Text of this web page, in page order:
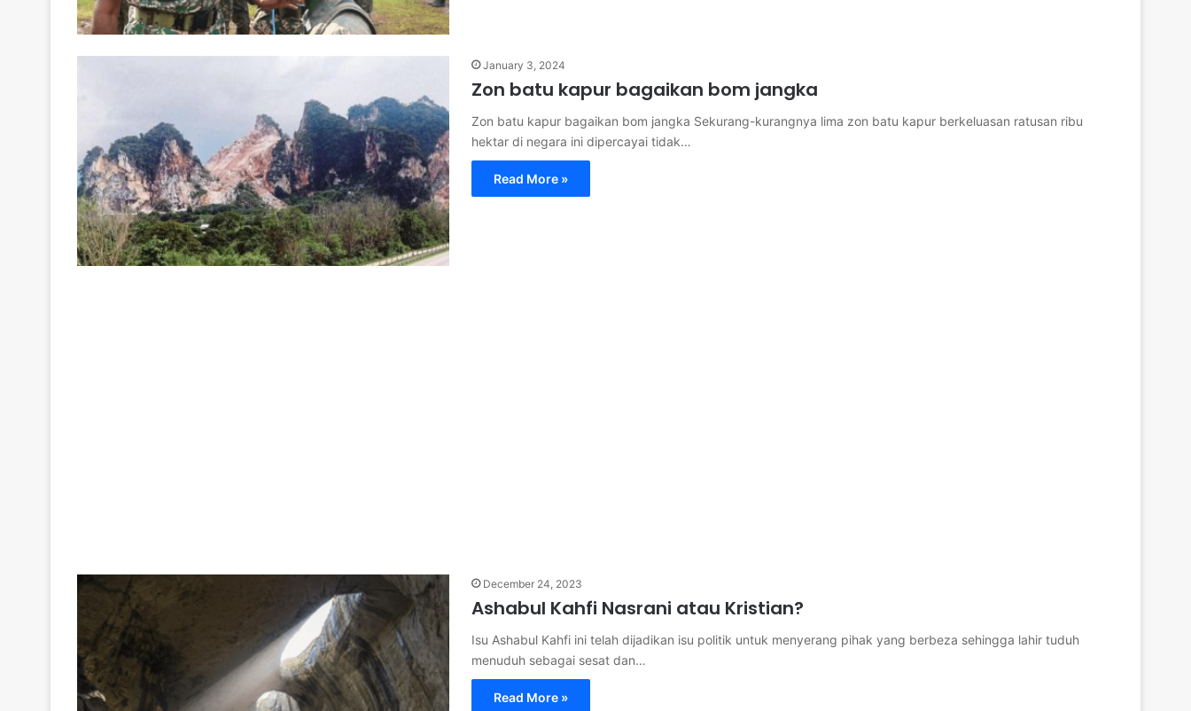
January 3, 2024
Zon batu kapur bagaikan bom jangka
Zon batu kapur bagaikan bom jangka Sekurang-kurangnya lima zon batu kapur berkeluasan ratusan ribu
hektar di negara ini dipercayai tidak…
Read More »
December 24, 2023
Ashabul Kahfi Nasrani atau Kristian?
Isu Ashabul Kahfi ini telah dijadikan isu politik untuk menyerang pihak yang berbeza sehingga lahir tuduh
menuduh sebagai sesat dan…
Read More »